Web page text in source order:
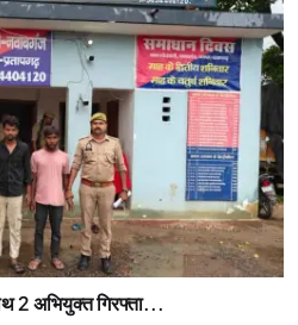
2 अभियुक्त गिरफ्ता...